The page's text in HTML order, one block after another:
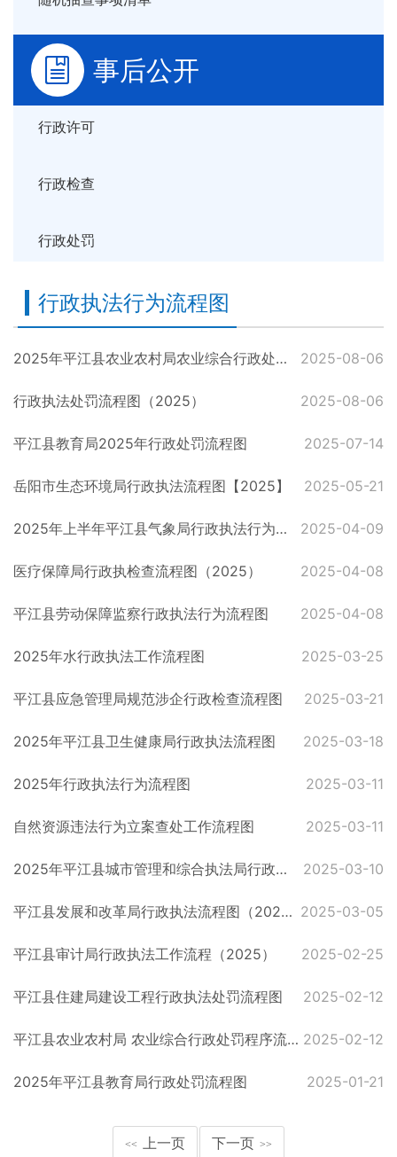
事后公开
行政许可
行政检查
行政处罚
行政执法行为流程图
2025年平江县农业农村局农业综合行政处罚程序流程图 2025-08-06
行政执法处罚流程图（2025） 2025-08-06
平江县教育局2025年行政处罚流程图 2025-07-14
岳阳市生态环境局行政执法流程图【2025】 2025-05-21
2025年上半年平江县气象局行政执法行为流程图 2025-04-09
医疗保障局行政执检查流程图（2025） 2025-04-08
平江县劳动保障监察行政执法行为流程图 2025-04-08
2025年水行政执法工作流程图 2025-03-25
平江县应急管理局规范涉企行政检查流程图 2025-03-21
2025年平江县卫生健康局行政执法流程图 2025-03-18
2025年行政执法行为流程图 2025-03-11
自然资源违法行为立案查处工作流程图 2025-03-11
2025年平江县城市管理和综合执法局行政处罚工作流程图 2025-03-10
平江县发展和改革局行政执法流程图（2025） 2025-03-05
平江县审计局行政执法工作流程（2025） 2025-02-25
平江县住建局建设工程行政执法处罚流程图 2025-02-12
平江县农业农村局 农业综合行政处罚程序流程图 2025-02-12
2025年平江县教育局行政处罚流程图 2025-01-21
<< 上一页 下一页 >>